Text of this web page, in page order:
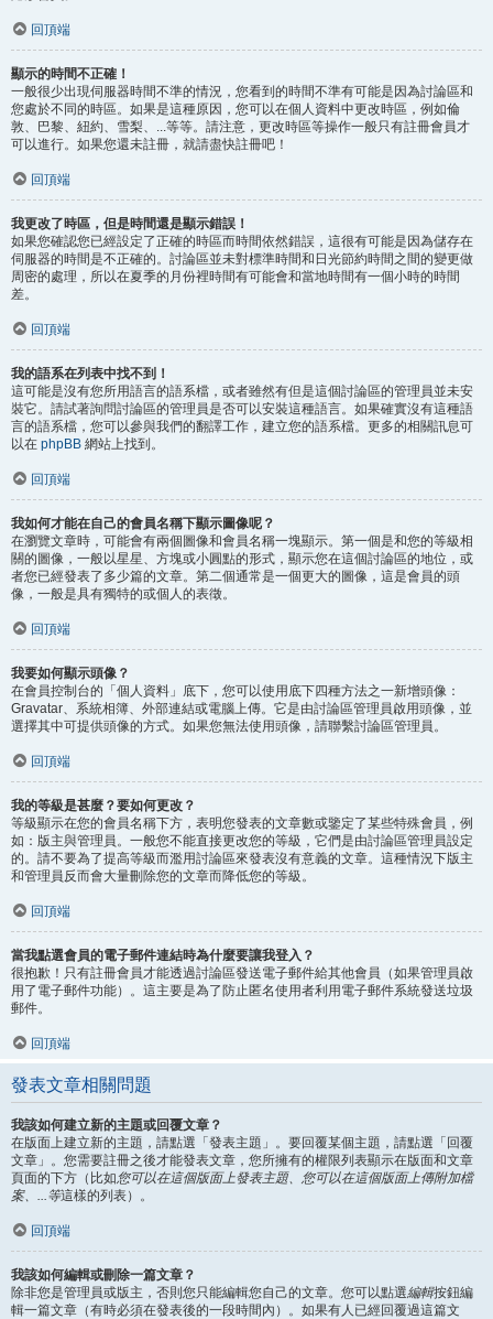
回頂端
顯示的時間不正確！
一般很少出現伺服器時間不準的情況，您看到的時間不準有可能是因為討論區和
您處於不同的時區。如果是這種原因，您可以在個人資料中更改時區，例如倫
敦、巴黎、紐約、雪梨、...等等。請注意，更改時區等操作一般只有註冊會員才
可以進行。如果您還未註冊，就請盡快註冊吧！
回頂端
我更改了時區，但是時間還是顯示錯誤！
如果您確認您已經設定了正確的時區而時間依然錯誤，這很有可能是因為儲存在
伺服器的時間是不正確的。討論區並未對標準時間和日光節約時間之間的變更做
周密的處理，所以在夏季的月份裡時間有可能會和當地時間有一個小時的時間
差。
回頂端
我的語系在列表中找不到！
這可能是沒有您所用語言的語系檔，或者雖然有但是這個討論區的管理員並未安
裝它。請試著詢問討論區的管理員是否可以安裝這種語言。如果確實沒有這種語
言的語系檔，您可以參與我們的翻譯工作，建立您的語系檔。更多的相關訊息可
以在 phpBB 網站上找到。
回頂端
我如何才能在自己的會員名稱下顯示圖像呢？
在瀏覽文章時，可能會有兩個圖像和會員名稱一塊顯示。第一個是和您的等級相
關的圖像，一般以星星、方塊或小圓點的形式，顯示您在這個討論區的地位，或
者您已經發表了多少篇的文章。第二個通常是一個更大的圖像，這是會員的頭
像，一般是具有獨特的或個人的表徵。
回頂端
我要如何顯示頭像？
在會員控制台的「個人資料」底下，您可以使用底下四種方法之一新增頭像：
Gravatar、系統相簿、外部連結或電腦上傳。它是由討論區管理員啟用頭像，並
選擇其中可提供頭像的方式。如果您無法使用頭像，請聯繫討論區管理員。
回頂端
我的等級是甚麼？要如何更改？
等級顯示在您的會員名稱下方，表明您發表的文章數或鑒定了某些特殊會員，例
如：版主與管理員。一般您不能直接更改您的等級，它們是由討論區管理員設定
的。請不要為了提高等級而濫用討論區來發表沒有意義的文章。這種情況下版主
和管理員反而會大量刪除您的文章而降低您的等級。
回頂端
當我點選會員的電子郵件連結時為什麼要讓我登入？
很抱歉！只有註冊會員才能透過討論區發送電子郵件給其他會員（如果管理員啟
用了電子郵件功能）。這主要是為了防止匿名使用者利用電子郵件系統發送垃圾
郵件。
回頂端
發表文章相關問題
我該如何建立新的主題或回覆文章？
在版面上建立新的主題，請點選「發表主題」。要回覆某個主題，請點選「回覆
文章」。您需要註冊之後才能發表文章，您所擁有的權限列表顯示在版面和文章
頁面的下方（比如您可以在這個版面上發表主題、您可以在這個版面上傳附加檔
案、...等這樣的列表）。
回頂端
我該如何編輯或刪除一篇文章？
除非您是管理員或版主，否則您只能編輯您自己的文章。您可以點選編輯按鈕編
輯一篇文章（有時必須在發表後的一段時間內）。如果有人已經回覆過這篇文